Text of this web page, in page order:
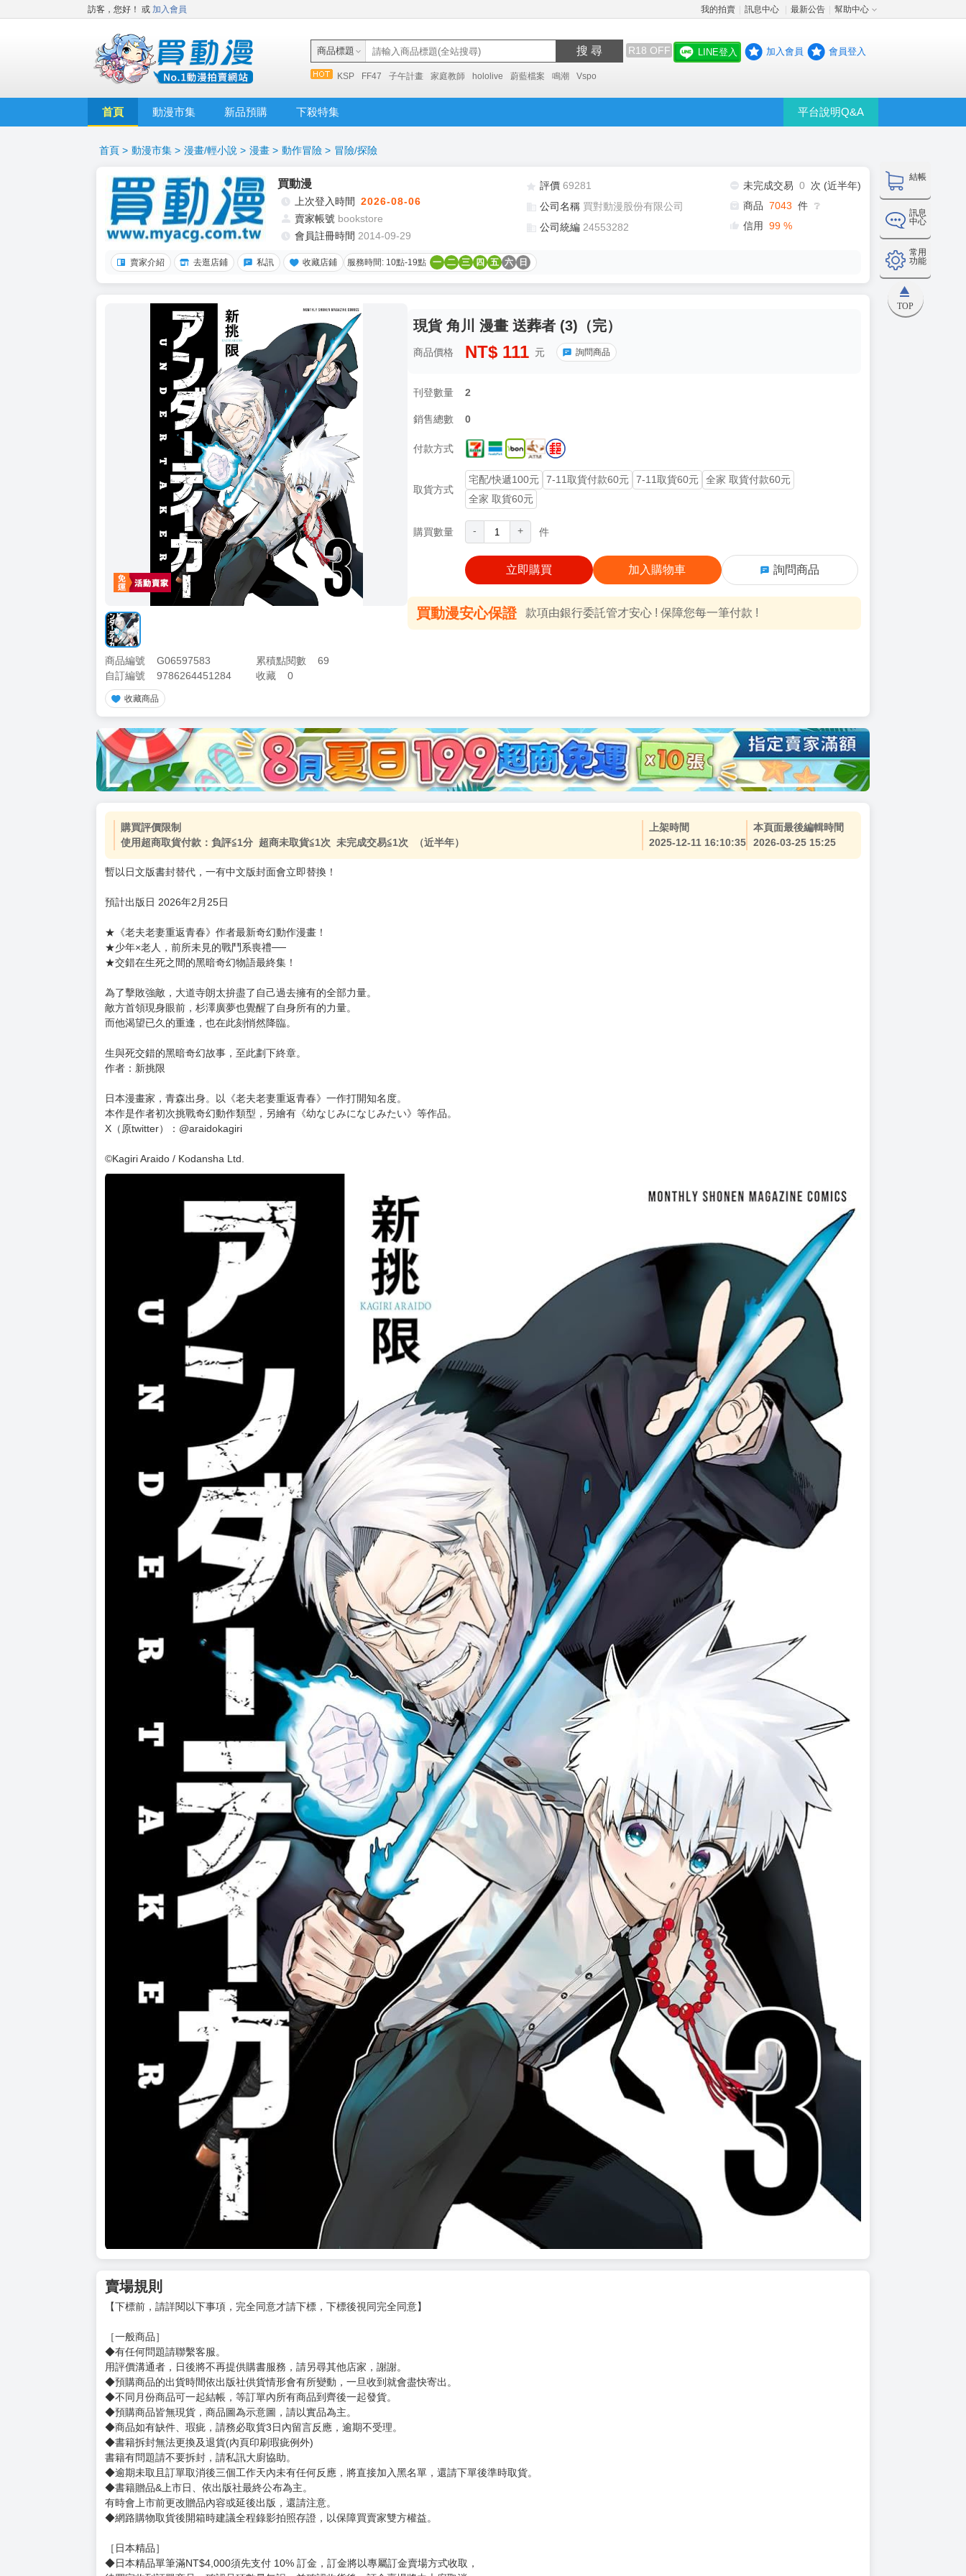
訪客，您好！ 或 加入會員 我的拍賣 訊息中心 最新公告 幫助中心
商品標題 搜 尋 R18 OFF
KSP FF47 子午計畫 家庭教師 hololive 蔚藍檔案 鳴潮 Vspo
LINE登入 加入會員 會員登入
首頁 動漫市集 新品預購 下殺特集 平台說明Q&A
結帳
訊息
中心
常用
功能
TOP
首頁 > 動漫市集 > 漫畫/輕小說 > 漫畫 > 動作冒險 > 冒險/探險
買動漫
上次登入時間 2026-08-06
賣家帳號 bookstore
會員註冊時間 2014-09-29
評價 69281
公司名稱 買對動漫股份有限公司
公司統編 24553282
未完成交易 0
次 (近半年)
商品 7043 件 ❔
信用 99 %
賣家介紹 去逛店鋪 私訊 收藏店鋪 服務時間: 10點-19點 一 二 三 四 五 六 日
商品編號 G06597583 累積點閱數
69
自訂編號
9786264451284 收藏 0
收藏商品
現貨 角川 漫畫 送葬者 (3)（完）
商品價格 NT$ 111 元 詢問商品
刊登數量 2
銷售總數 0
付款方式
取貨方式
宅配/快遞100元 7-11取貨付款60元 7-11取貨60元
全家 取貨付款60元
全家 取貨60元
購買數量 - + 件
立即購買 加入購物車 詢問商品
買動漫安心保證 款項由銀行委託管才安心 ! 保障您每一筆付款 !
加價購 ( 共
(加購品) 買動漫★《$15元-加固紙箱包裝》
-
使用超商取貨付款：負評≦1分 超商未取貨≦1次 未完成交易≦1次 （近半年）
暫以日文版書封替代，一有中文版封面會立即替換！
預計出版日 2026年2月25日
★少年×老人，前所未見的戰鬥系喪禮──
★交錯在生死之間的黑暗奇幻物語最終集！
敵方首領現身眼前，杉澤廣夢也覺醒了自身所有的力量。
生與死交錯的黑暗奇幻故事，至此劃下終章。
日本漫畫家，青森出身。以《老夫老妻重返青春》一作打開知名度。
本作是作者初次挑戰奇幻動作類型，另繪有《幼なじみになじみたい》等作品。
X（原twitter）：@araidokagiri
©Kagiri Araido / Kodansha Ltd.
賣場規則
【下標前，請詳閱以下事項，完全同意才請下標，下標後視同完全同意】
［一般商品］
◆有任何問題請聯繫客服。
用評價溝通者，日後將不再提供購書服務，請另尋其他店家，謝謝。
◆不同月份商品可一起結帳，等訂單內所有商品到齊後一起發貨。
◆預購商品皆無現貨，商品圖為示意圖，請以實品為主。
◆商品如有缺件、瑕疵，請務必取貨3日內留言反應，逾期不受理。